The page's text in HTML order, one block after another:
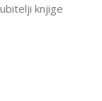
knjige